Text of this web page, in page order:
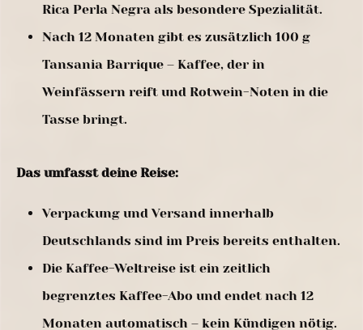
Rica Perla Negra als besondere Spezialität.
Nach 12 Monaten gibt es zusätzlich 100 g
Tansania Barrique – Kaffee, der in
Weinfässern reift und Rotwein-Noten in die
Tasse bringt.
Das umfasst deine Reise:
Verpackung und Versand innerhalb
Deutschlands sind im Preis bereits enthalten.
Die Kaffee-Weltreise ist ein zeitlich
begrenztes Kaffee-Abo und endet nach 12
Monaten automatisch – kein Kündigen nötig.